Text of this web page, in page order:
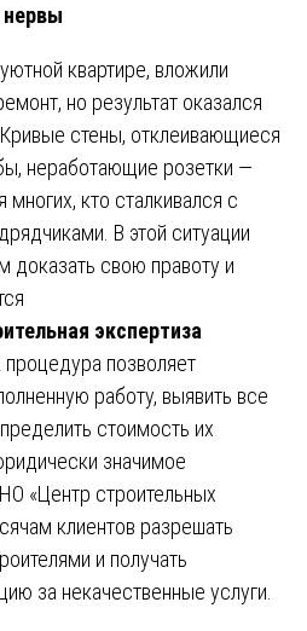
нервы
квартире, вложили
но результат оказался
стены, отклеивающиеся
неработающие розетки —
кто сталкивался с
В этой ситуации
доказать свою правоту и
экспертиза
процедура позволяет
работу, выявить все
стоимость их
значимое
«Центр строительных
клиентов разрешать
и получать
за некачественные услуги.